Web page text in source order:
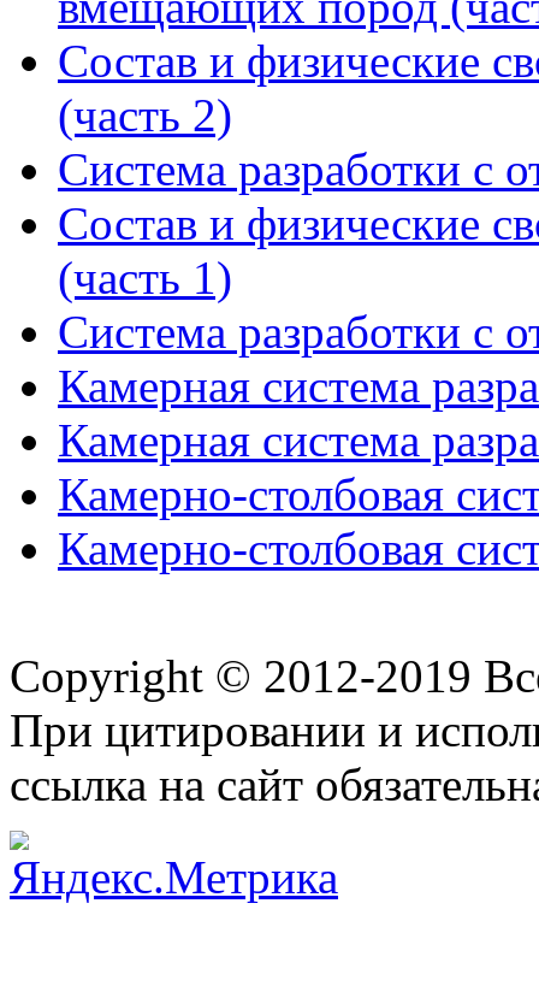
Состав и физические
(часть 2)
Система разработки с
Состав и физические
(часть 1)
Система разработки с
Камерная система
Камерная система
Камерно-столбовая
Камерно-столбовая
Copyright © 2012-2019
При цитировании и
ссылка на сайт